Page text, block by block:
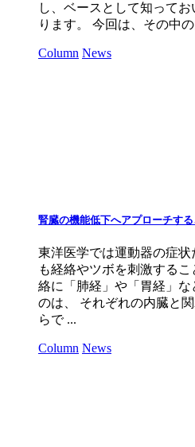
し、ベースとして知って
ります。 今回は、その中
Column News
腎臓の機能低下へアプローチす
東洋医学では運動器の症
も経絡やツボを刺激する
絡に「肺経」や「胃経」
のは、 それぞれの内臓と
らで ...
Column News